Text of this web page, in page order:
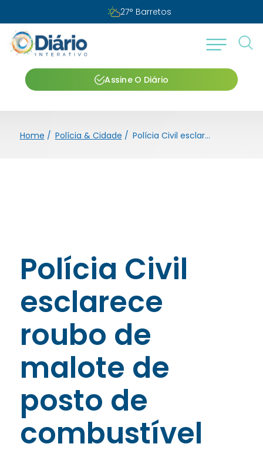
27° Barretos
Assine O Diário
Home / Polícia & Cidade / Polícia Civil esclarece roubo de malote de posto de combustível
Polícia Civil
esclarece
roubo de
malote de
posto de
combustível